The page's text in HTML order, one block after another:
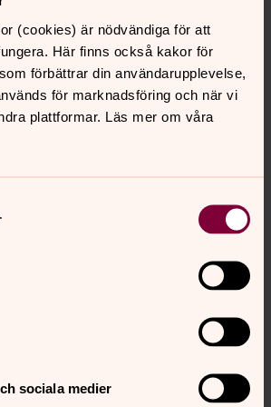
(cookies) är nödvändiga för att
Här finns också kakor för
förbättrar din användarupplevelse,
för marknadsföring och när vi
plattformar. Läs mer om våra
sociala medier
klar för Bokmässan
hyllade deckarförfattaren Louise
i Göteborg i höst. Inbjuden av
medverkar hon i samtal om
om att vara
vara människa? I denna litterära
möts litteratur, teologi och
utforskande av skuld, försoning
Gudstjänsten sker på söndagen